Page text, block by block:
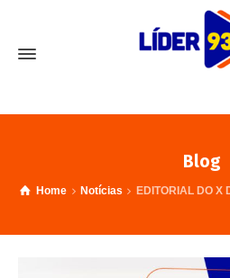
Blog
Home Notícias EDITORIAL DO X